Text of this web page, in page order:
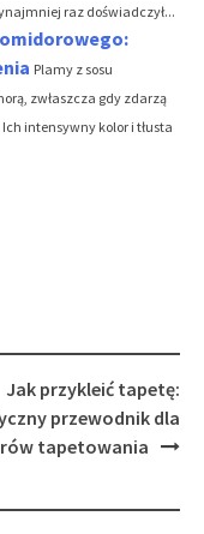
raz doświadczył...
Plamy z sosu
zwłaszcza gdy zdarzą
intensywny kolor i tłusta
Jak przykleić tapetę:
przewodnik dla
tapetowania